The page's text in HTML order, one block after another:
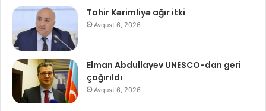
Tahir Kərimliyə ağır itki
Avqust 6, 2026
Elman Abdullayev UNESCO-dan geri
çağırıldı
Avqust 6, 2026